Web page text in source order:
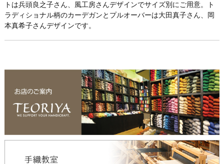
トは兵頭良之子さん、風工房さんデザインでサイズ別にご用意。ト
ラディショナル柄のカーデガンとプルオーバーは大田真子さん、岡
本真希子さんデザインです。